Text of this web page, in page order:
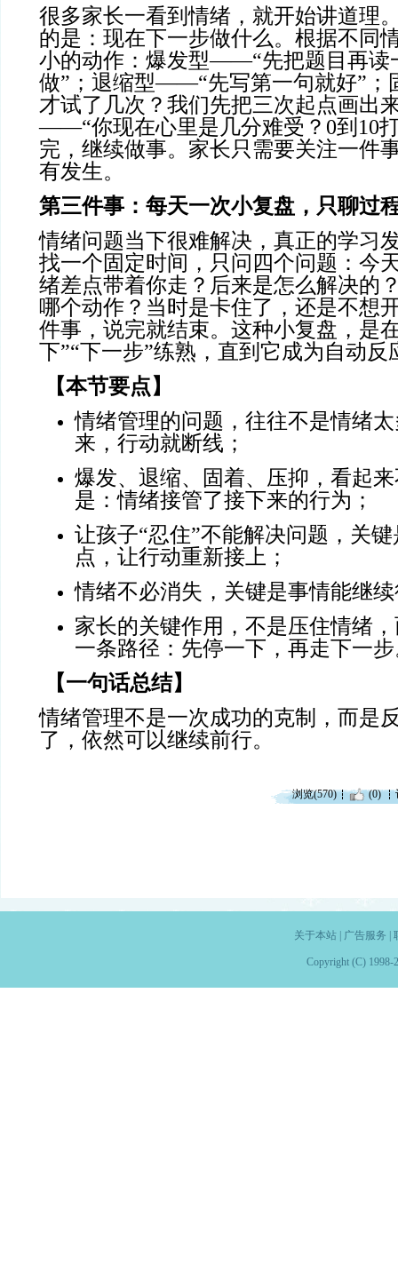
很多家长一看到情绪，就开始讲道理
的是：现在下一步做什么。根据不同
小的动作：爆发型——“先把题目再读
做”；退缩型——“先写第一句就好”
才试了几次？我们先把三次起点画出
——“你现在心里是几分难受？0到10
完，继续做事。家长只需要关注一件
有发生。
第三件事：每天一次小复盘，只聊过
情绪问题当下很难解决，真正的学习
找一个固定时间，只问四个问题：今
绪差点带着你走？后来是怎么解决的
哪个动作？当时是卡住了，还是不想
件事，说完就结束。这种小复盘，是
下”“下一步”练熟，直到它成为自动反
【本节要点】
情绪管理的问题，往往不是情绪
来，行动就断线；
爆发、退缩、固着、压抑，看起
是：情绪接管了接下来的行为；
让孩子“忍住”不能解决问题，关
点，让行动重新接上；
情绪不必消失，关键是事情能继
家长的关键作用，不是压住情绪
一条路径：先停一下，再走下一
【一句话总结】
情绪管理不是一次成功的克制，而是
了，依然可以继续前行。
浏览(570) (0)
关于本站| 广告服务
Copyright (C) 1998-